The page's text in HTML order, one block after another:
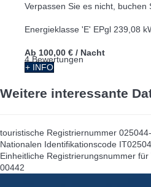
Verpassen Sie es nicht, buchen
Energieklasse 'E' EPgl 239,08
4 Bewertungen
Ab 100,00 € / Nacht
+ INFO
Weitere interessante
touristische Registriernummer
Nationalen Identifikationscode
Einheitliche Registrierungsnummer für
00442